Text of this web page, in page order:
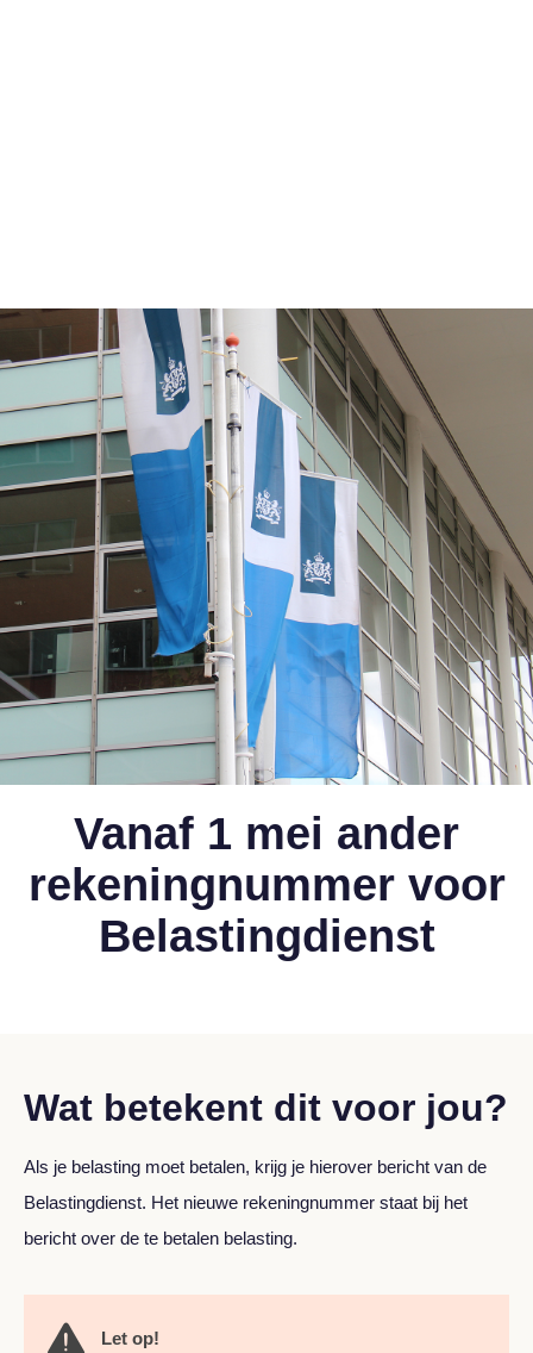
Vanaf 1 mei ander
rekeningnummer voor
Belastingdienst
Wat betekent dit voor jou?
Als je belasting moet betalen, krijg je hierover bericht van de
Belastingdienst. Het nieuwe rekeningnummer staat bij het
bericht over de te betalen belasting.
Let op!